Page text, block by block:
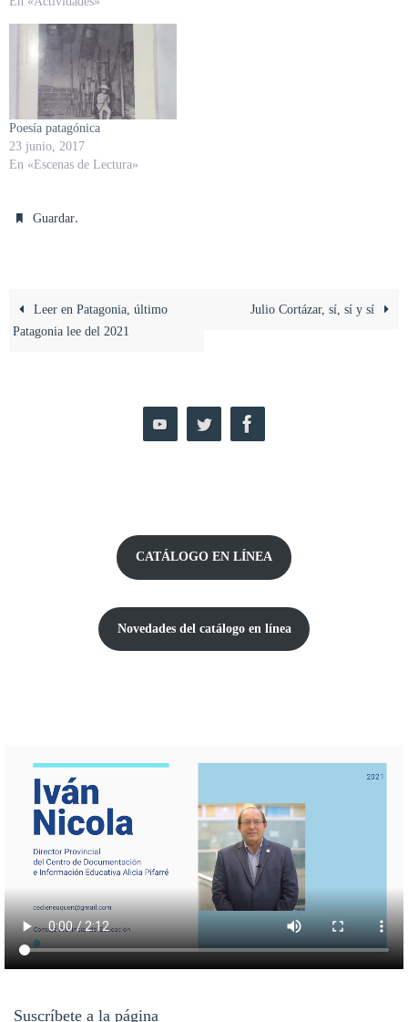
Poesía patagónica
23 junio, 2017
En «Escenas de Lectura»
Guardar.
Leer en Patagonia, último
Patagonia lee del 2021
Julio Cortázar, sí, sí y sí
CATÁLOGO EN LÍNEA
Novedades del catálogo en línea
Suscríbete a la página